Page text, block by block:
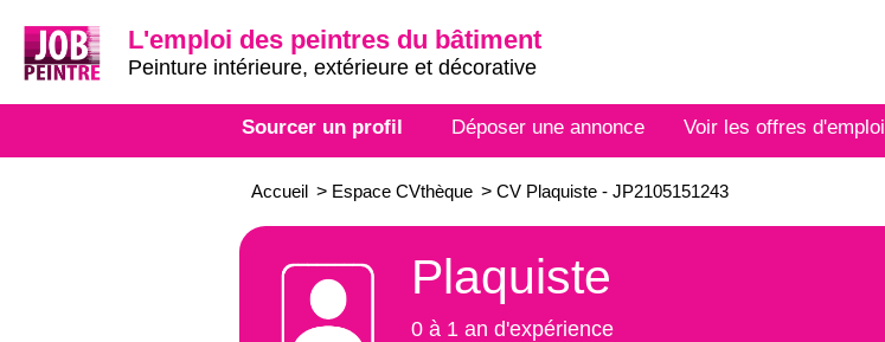
L'emploi des peintres du bâtiment
Peinture intérieure, extérieure et décorative
Sourcer un profil Déposer une annonce Voir les offres d'emploi
Accueil > Espace CVthèque > CV Plaquiste - JP2105151243
Plaquiste
0 à 1 an d'expérience